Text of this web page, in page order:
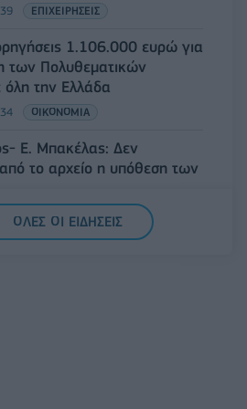
ΕΠΙΧΕΙΡΗΣΕΙΣ
1.106.000 ευρώ για
των Πολυθεματικών
όλη την Ελλάδα
ΟΙΚΟΝΟΜΙΑ
Ε. Μπακέλας: Δεν
από το αρχείο η υπόθεση των
ΟΛΕΣ ΟΙ ΕΙΔΗΣΕΙΣ